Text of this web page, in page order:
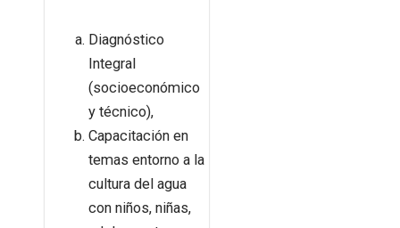
Diagnóstico
Integral
(socioeconómico
y técnico),
Capacitación en
temas entorno a la
cultura del agua
con niños, niñas,